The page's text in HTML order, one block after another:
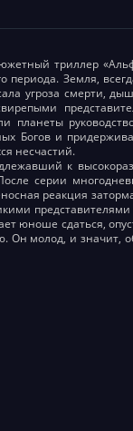
триллер
периода. Земля,
угроза смерти,
планеты
Богов и
несчастий.
к
серии
реакция
юноше сдаться,
Он молод, и